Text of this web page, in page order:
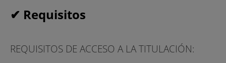
✔ Requisitos
REQUISITOS DE ACCESO A LA TITULACIÓN: